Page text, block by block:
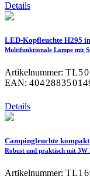
Details
LED-Kopfleuchte H295
Multifunktionale Lampe mit
Artikelnummer:
EAN:
Details
Campingleuchte
Robust und praktisch mit
Artikelnummer: